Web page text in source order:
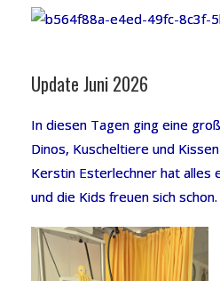
Update Juni 2026
In diesen Tagen ging eine
Dinos, Kuscheltiere und
Kerstin Esterlechner hat alles
und die Kids freuen sich schon.